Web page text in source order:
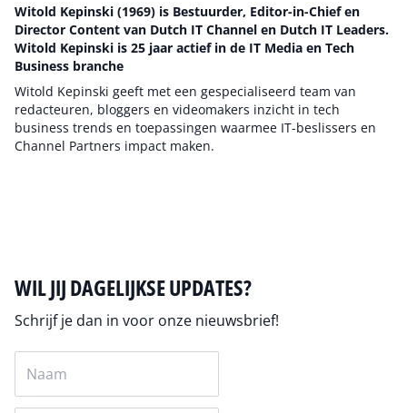
Witold Kepinski (1969) is Bestuurder, Editor-in-Chief en
Director Content van Dutch IT Channel en Dutch IT Leaders.
Witold Kepinski is 25 jaar actief in de IT Media en Tech
Business branche
Witold Kepinski geeft met een gespecialiseerd team van
redacteuren, bloggers en videomakers inzicht in tech
business trends en toepassingen waarmee IT-beslissers en
Channel Partners impact maken.
WIL JIJ DAGELIJKSE UPDATES?
Schrijf je dan in voor onze nieuwsbrief!